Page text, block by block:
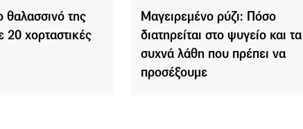
θαλασσινό της
20 χορταστικές
Μαγειρεμένο ρύζι: Πόσο
διατηρείται στο ψυγείο και τα
συχνά λάθη που πρέπει να
προσέξουμε